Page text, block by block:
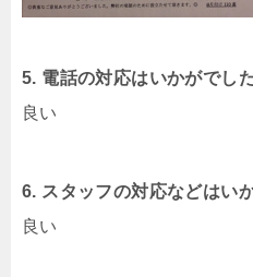
5. 電話の対応はいかがでし
良い
6. スタッフの対応などはい
良い